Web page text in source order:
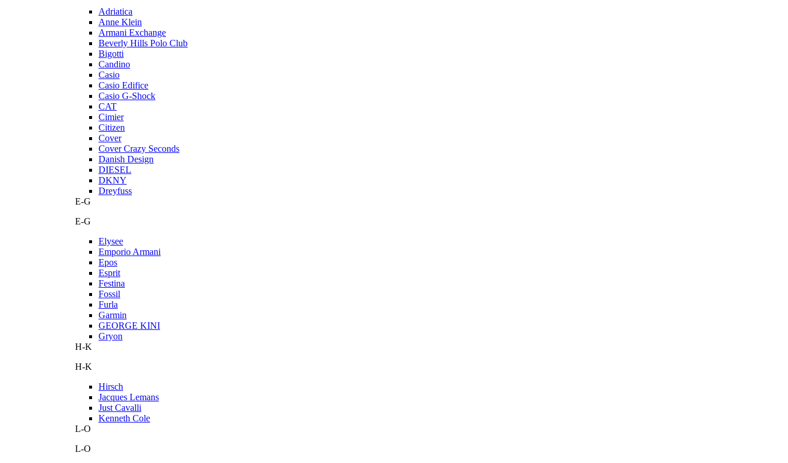
Adriatica
Anne Klein
Armani Exchange
Beverly Hills Polo Club
Bigotti
Candino
Casio
Casio Edifice
Casio G-Shock
CAT
Cimier
Citizen
Cover
Cover Crazy Seconds
Danish Design
DIESEL
DKNY
Dreyfuss
E-G
E-G
Elysee
Emporio Armani
Epos
Esprit
Festina
Fossil
Furla
Garmin
GEORGE KINI
Gryon
H-K
H-K
Hirsch
Jacques Lemans
Just Cavalli
Kenneth Cole
L-O
L-O